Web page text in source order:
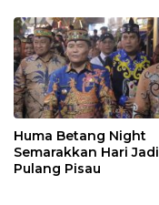
Huma Betang Night
Semarakkan Hari Jadi
Pulang Pisau